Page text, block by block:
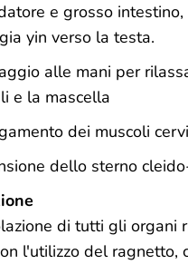
e grosso
yin verso la testa.
alle mani per
e la mascella
dei muscoli
dello sterno
di tutti gli organi
l'utilizzo del ragnetto,